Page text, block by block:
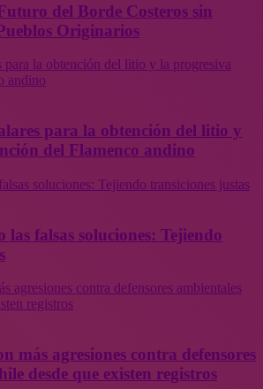
del Borde Costeros sin
Originarios
para la obtención del litio y la progresiva
andino
para la obtención del litio y
del Flamenco andino
soluciones: Tejiendo transiciones justas
las falsas soluciones: Tejiendo
agresiones contra defensores ambientales
registros
más agresiones contra defensores
desde que existen registros